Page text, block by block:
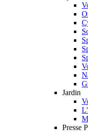
Jardin
Presse